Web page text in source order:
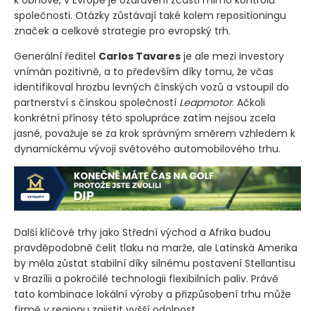
společnosti. Otázky zůstávají také kolem repositioningu
značek a celkové strategie pro evropský trh.
Generální ředitel Carlos Tavares je ale mezi investory
vnímán pozitivně, a to především díky tomu, že včas
identifikoval hrozbu levných čínských vozů a vstoupil do
partnerství s čínskou společností Leapmotor. Ačkoli
konkrétní přínosy této spolupráce zatím nejsou zcela
jasné, považuje se za krok správným směrem vzhledem k
dynamickému vývoji světového automobilového trhu.
Další klíčové trhy jako Střední východ a Afrika budou
pravděpodobně čelit tlaku na marže, ale Latinská Amerika
by měla zůstat stabilní díky silnému postavení Stellantisu
v Brazílii a pokročilé technologii flexibilních paliv. Právě
tato kombinace lokální výroby a přizpůsobení trhu může